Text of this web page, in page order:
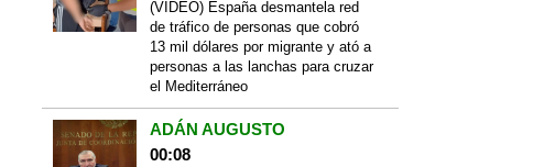
(VIDEO) España desmantela red
de tráfico de personas que cobró
13 mil dólares por migrante y ató a
personas a las lanchas para cruzar
el Mediterráneo
ADÁN AUGUSTO
00:08